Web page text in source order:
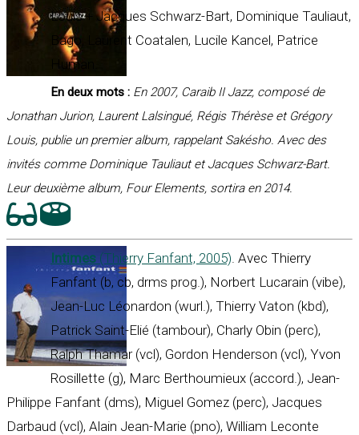
Louis + Jacques Schwarz-Bart, Dominique Tauliaut,
Bago, Laurent Coatalen, Lucile Kancel, Patrice
Human.
En deux mots : En 2007, Caraib II Jazz, composé de
Jonathan Jurion, Laurent Lalsingué, Régis Thérèse et Grégory
Louis, publie un premier album, rappelant Sakésho. Avec des
invités comme Dominique Tauliaut et Jacques Schwarz-Bart.
Leur deuxième album, Four Elements, sortira en 2014.
Intimes (Thierry Fanfant, 2005). Avec Thierry
Fanfant (b, cb, drms prog.), Norbert Lucarain (vibe),
Jean-Luc Léonardon (wurl.), Thierry Vaton (kbd),
Patrick Saint-Elié (tambour), Charly Obin (perc),
Ralph Thamar (vcl), Gordon Henderson (vcl), Yvon
Rosillette (g), Marc Berthoumieux (accord.), Jean-
Philippe Fanfant (dms), Miguel Gomez (perc), Jacques
Darbaud (vcl), Alain Jean-Marie (pno), William Leconte